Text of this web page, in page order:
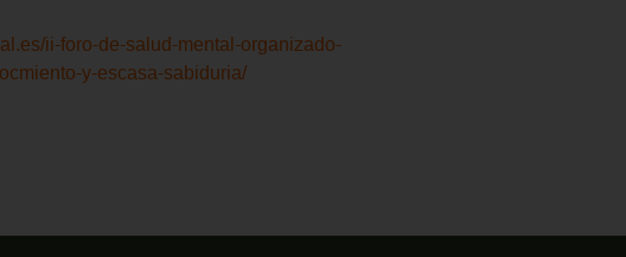
ii-foro-de-salud-mental-organizado-
y-escasa-sabiduria/